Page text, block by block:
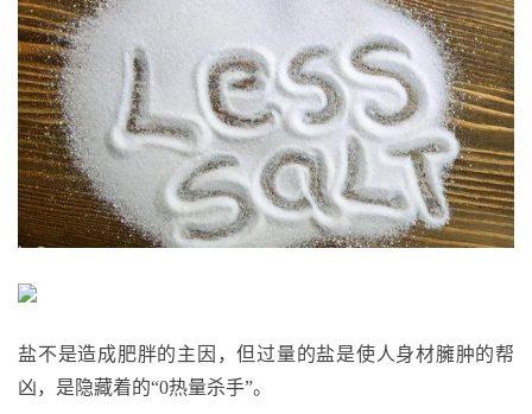
盐不是造成肥胖的主因，但过量的盐是使人身材臃肿的帮
凶，是隐藏着的“0热量杀手”。